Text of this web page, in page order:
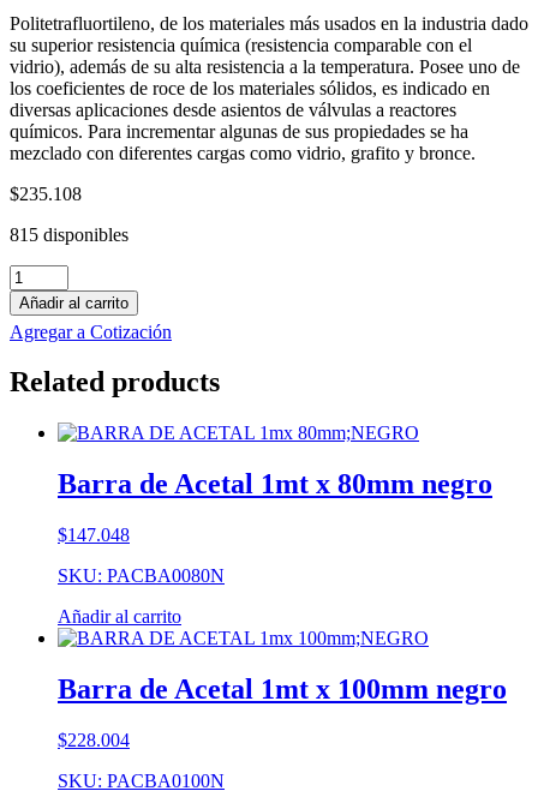
Politetrafluortileno, de los materiales más usados en la industria dado
su superior resistencia química (resistencia comparable con el
vidrio), además de su alta resistencia a la temperatura. Posee uno de
los coeficientes de roce de los materiales sólidos, es indicado en
diversas aplicaciones desde asientos de válvulas a reactores
químicos. Para incrementar algunas de sus propiedades se ha
mezclado con diferentes cargas como vidrio, grafito y bronce.
$235.108
815 disponibles
Barra
de
Teflón
Fibra
Vidrio
cantidad
Añadir al carrito
Agregar a Cotización
Related products
Barra de Acetal 1mt x 80mm negro
$147.048
SKU: PACBA0080N
Añadir al carrito
Barra de Acetal 1mt x 100mm negro
$228.004
SKU: PACBA0100N